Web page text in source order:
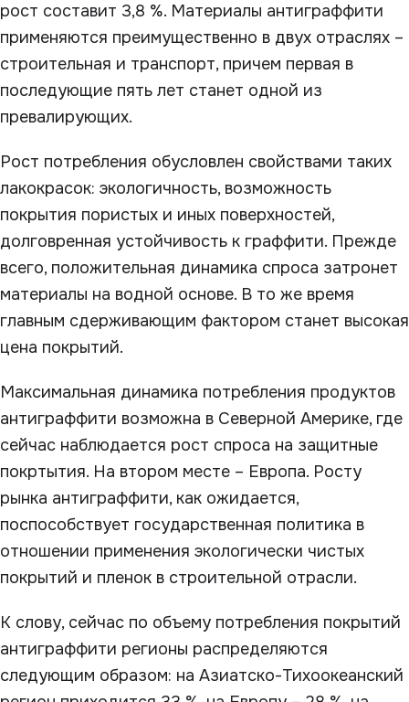
рост составит 3,8 %. Материалы антиграффити
применяются преимущественно в двух отраслях –
строительная и транспорт, причем первая в
последующие пять лет станет одной из
превалирующих.
Рост потребления обусловлен свойствами таких
лакокрасок: экологичность, возможность
покрытия пористых и иных поверхностей,
долговренная устойчивость к граффити. Прежде
всего, положительная динамика спроса затронет
материалы на водной основе. В то же время
главным сдерживающим фактором станет высокая
цена покрытий.
Максимальная динамика потребления продуктов
антиграффити возможна в Северной Америке, где
сейчас наблюдается рост спроса на защитные
покртытия. На втором месте – Европа. Росту
рынка антиграффити, как ожидается,
поспособствует государственная политика в
отношении применения экологически чистых
покрытий и пленок в строительной отрасли.
К слову, сейчас по объему потребления покрытий
антиграффити регионы распределяются
следующим образом: на Азиатско-Тихоокеанский